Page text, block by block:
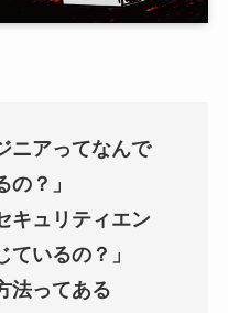
ニアってなんで
？」
キュリティエン
いるの？」
法ってある